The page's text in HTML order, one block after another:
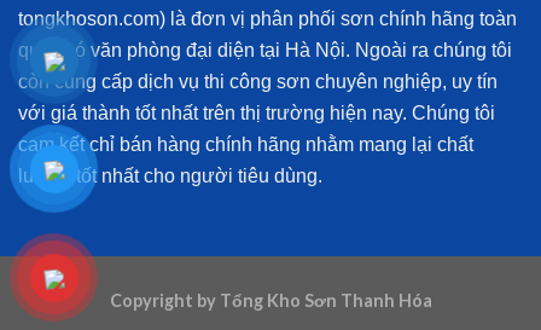
tongkhoson.com) là đơn vị phân phối sơn chính hãng toàn
quốc có văn phòng đại diện tại Hà Nội. Ngoài ra chúng tôi
còn cung cấp dịch vụ thi công sơn chuyên nghiệp, uy tín
với giá thành tốt nhất trên thị trường hiện nay. Chúng tôi
cam kết chỉ bán hàng chính hãng nhằm mang lại chất
lượng tốt nhất cho người tiêu dùng.
Copyright by Tổng Kho Sơn Thanh Hóa